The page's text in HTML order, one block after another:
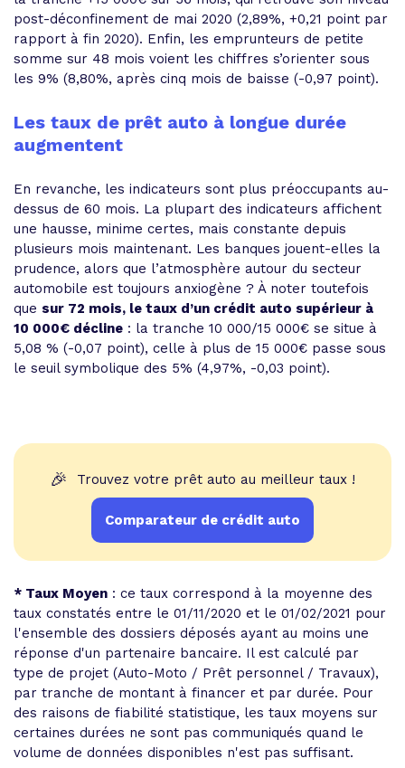
post-déconfinement de mai 2020 (2,89%, +0,21 point par
rapport à fin 2020). Enfin, les emprunteurs de petite
somme sur 48 mois voient les chiffres s’orienter sous
les 9% (8,80%, après cinq mois de baisse (-0,97 point).
Les taux de prêt auto à longue durée
augmentent
En revanche, les indicateurs sont plus préoccupants au-
dessus de 60 mois. La plupart des indicateurs affichent
une hausse, minime certes, mais constante depuis
plusieurs mois maintenant. Les banques jouent-elles la
prudence, alors que l’atmosphère autour du secteur
automobile est toujours anxiogène ? À noter toutefois
que sur 72 mois, le taux d’un crédit auto supérieur à
10 000€ décline : la tranche 10 000/15 000€ se situe à
5,08 % (-0,07 point), celle à plus de 15 000€ passe sous
le seuil symbolique des 5% (4,97%, -0,03 point).
🎉 Trouvez votre prêt auto au meilleur taux !
Comparateur de crédit auto
* Taux Moyen : ce taux correspond à la moyenne des
taux constatés entre le 01/11/2020 et le 01/02/2021 pour
l'ensemble des dossiers déposés ayant au moins une
réponse d'un partenaire bancaire. Il est calculé par
type de projet (Auto-Moto / Prêt personnel / Travaux),
par tranche de montant à financer et par durée. Pour
des raisons de fiabilité statistique, les taux moyens sur
certaines durées ne sont pas communiqués quand le
volume de données disponibles n'est pas suffisant.